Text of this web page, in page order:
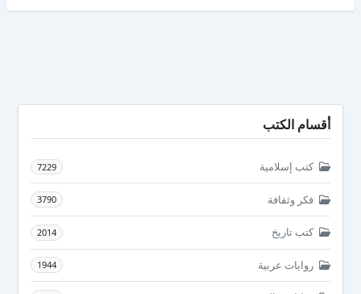
أقسام الكتب
كتب إسلامية 7229
فكر وثقافة 3790
كتب تاريخ 2014
روايات عربية 1944